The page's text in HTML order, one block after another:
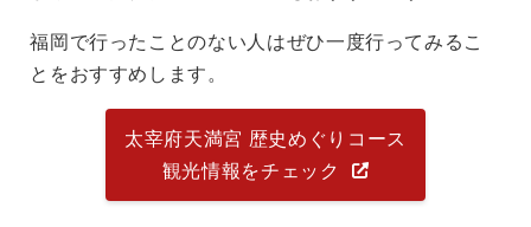
福岡で行ったことのない人はぜひ一度行ってみるこ
とをおすすめします。
太宰府天満宮 歴史めぐりコース
観光情報をチェック